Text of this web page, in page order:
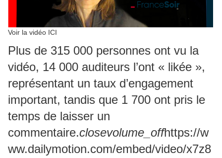
Voir la vidéo ICI
Plus de 315 000 personnes ont vu la
vidéo, 14 000 auditeurs l’ont « likée »,
représentant un taux d’engagement
important, tandis que 1 700 ont pris le
temps de laisser un
commentaire.closevolume_offhttps://w
ww.dailymotion.com/embed/video/x7z8